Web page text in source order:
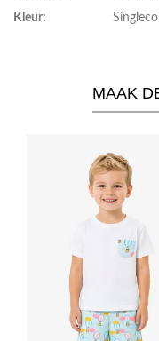
Kleur:
MAAK